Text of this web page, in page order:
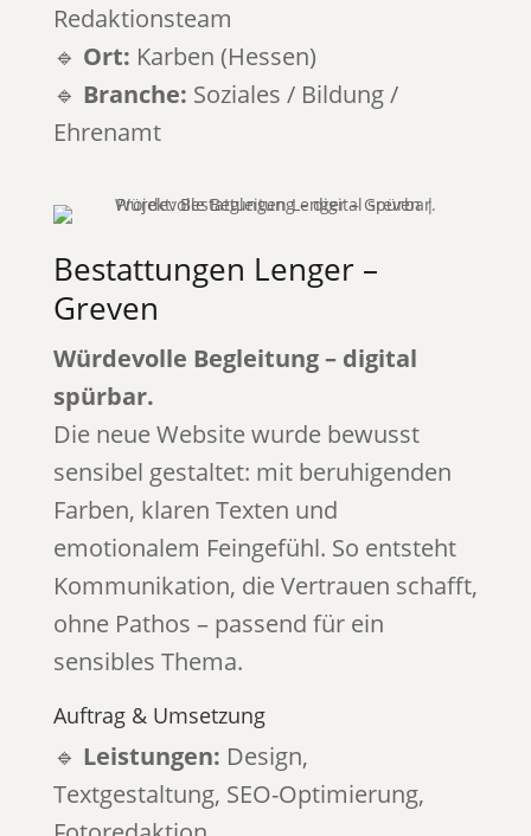
Redaktionsteam
🔹 Ort: Karben (Hessen)
🔹 Branche: Soziales / Bildung /
Ehrenamt
Bestattungen Lenger –
Greven
Würdevolle Begleitung – digital
spürbar.
Die neue Website wurde bewusst
sensibel gestaltet: mit beruhigenden
Farben, klaren Texten und
emotionalem Feingefühl. So entsteht
Kommunikation, die Vertrauen schafft,
ohne Pathos – passend für ein
sensibles Thema.
Auftrag & Umsetzung
🔹 Leistungen: Design,
Textgestaltung, SEO-Optimierung,